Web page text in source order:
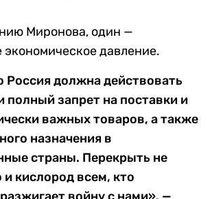
Миронова, один —
давление.
Россия должна действовать
полный запрет на поставки и
важных товаров, а также
назначения в
страны. Перекрыть не
и кислород всем, кто